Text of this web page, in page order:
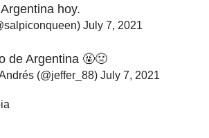
hoy.
July 7, 2021
de Argentina 🤬🤢
(@jeffer_88) July 7, 2021